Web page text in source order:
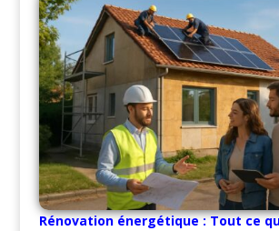
Rénovation énergétique : Tout ce